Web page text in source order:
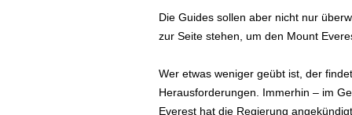
Die Guides sollen aber nicht nur
zur Seite stehen, um den Mount
Wer etwas weniger geübt ist, der
Herausforderungen. Immerhin – im
Everest hat die Regierung